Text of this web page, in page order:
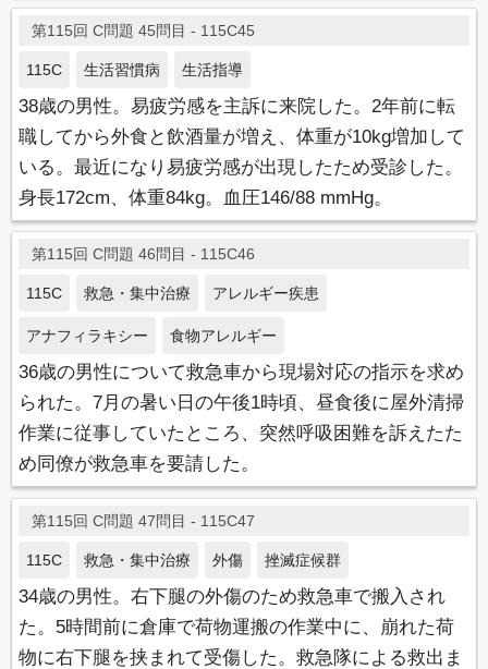
第115回 C問題 45問目 - 115C45
115C 生活習慣病 生活指導
38歳の男性。易疲労感を主訴に来院した。2年前に転
職してから外食と飲酒量が増え、体重が10kg増加して
いる。最近になり易疲労感が出現したため受診した。
身長172cm、体重84kg。血圧146/88 mmHg。
第115回 C問題 46問目 - 115C46
115C 救急・集中治療 アレルギー疾患
アナフィラキシー 食物アレルギー
36歳の男性について救急車から現場対応の指示を求め
られた。7月の暑い日の午後1時頃、昼食後に屋外清掃
作業に従事していたところ、突然呼吸困難を訴えたた
め同僚が救急車を要請した。
第115回 C問題 47問目 - 115C47
115C 救急・集中治療 外傷 挫滅症候群
34歳の男性。右下腿の外傷のため救急車で搬入され
た。5時間前に倉庫で荷物運搬の作業中に、崩れた荷
物に右下腿を挟まれて受傷した。救急隊による救出ま